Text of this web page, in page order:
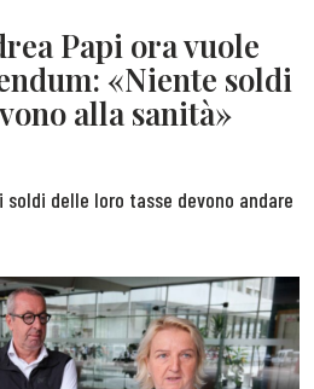
Papi ora vuole
«Niente soldi
alla sanità»
delle loro tasse devono andare